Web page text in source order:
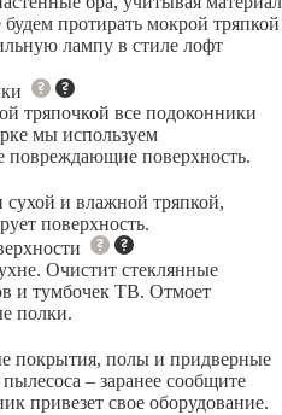
протирать мокрой тряпкой
лампу в стиле лофт
тряпочкой все подоконники
мы используем
повреждающие поверхность.
и влажной тряпкой,
поверхность.
Очистит стеклянные
и тумбочек ТВ. Отмоет
полки.
покрытия, полы и придверные
– заранее сообщите
привезет свое оборудование.